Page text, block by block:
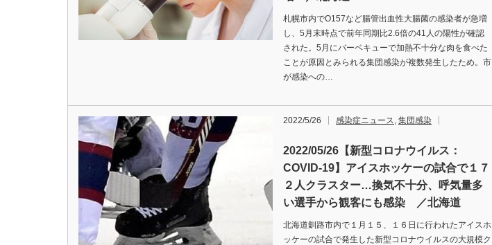
札幌市内でO157など腸管出血性大腸菌の感染者が急増
し、5月末時点で前年同期比2.6倍の41人の陽性が確認
された。5月にバーベキューで加熱不十分な肉を食べた
ことが原因とみられる集団感染が複数発生したため。市
が感染への…
2022/5/26 感染症ニュース, 集団感染
2022/05/26【新型コロナウイルス：
COVID-19】アイスホッケーの試合で１７
２人クラスター…換気不十分、呼気量多
い選手から観客にも感染 ／北海道
北海道釧路市内で１月１５、１６日に行われたアイスホ
ッケーの試合で発生した新型コロナウイルスの大規模ク